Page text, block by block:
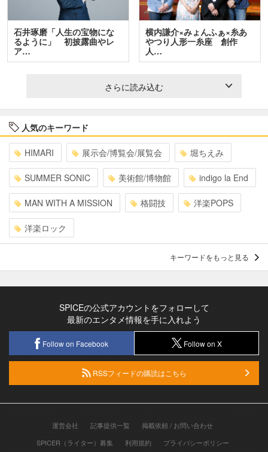
石井琢磨「人生の宝物にな
るように」 初披露曲やレ
ア…
横内謙介×みょんふぁ×糸あ
やつり人形一糸座 創作
人…
さらに読み込む
人気のキーワード
HIMARI 展示会/博覧会/展覧会 堀ちえみ
SUMMER SONIC 美術館/博物館 indigo la End
MAN WITH A MISSION 格闘技 洋楽POPS
洋楽ロック
キーワードをもっと見る
SPICEの公式アカウントをフォローして
最新のエンタメ情報を手に入れよう
Follow on Facebook Follow on X
RSSフィードの購読はこちら
運営会社 記事提供一覧
掲載依頼 / お問い合わせ
SPICER（ライター）募集
利用規約 プライバシーポリシー